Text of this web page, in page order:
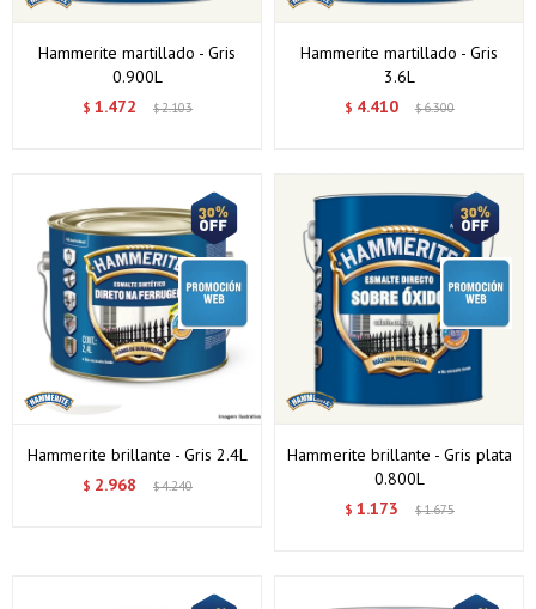
Hammerite martillado - Gris
0.900L
$ 1.472 $2.103
Hammerite martillado - Gris
3.6L
$ 4.410 $6.300
Hammerite brillante - Gris 2.4L
$ 2.968 $4.240
Hammerite brillante - Gris plata
0.800L
$ 1.173 $1.675